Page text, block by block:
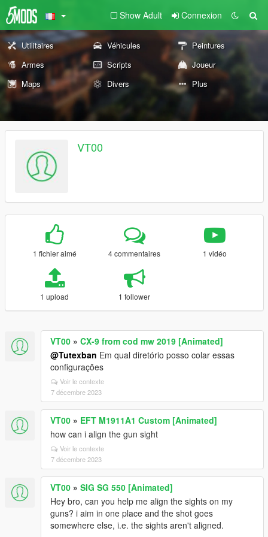
Show Adult Connexion
Utilitaires Véhicules
Peintures
Armes
Scripts
Joueur
Maps
Divers Plus
VT00
1 fichier aimé 4 commentaires 1 vidéo
1 upload 1 follower
VT00 » CX-9 from cod mw 2019 [Animated]
@Tutexban Em qual diretório posso colar essas
configurações
Voir le contexte
7 décembre 2023
VT00 » EFT M1911A1 Custom [Animated]
how can i align the gun sight
Voir le contexte
7 décembre 2023
VT00 » SIG SG 550 [Animated]
Hey bro, can you help me align the sights on my
guns? i aim in one place and the shot goes
somewhere else, i.e. the sights aren't aligned.